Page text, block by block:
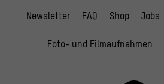
Newsletter FAQ Shop Jobs
Foto- und Filmaufnahmen